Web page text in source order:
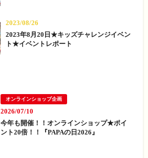
2023/08/26
2023年8月20日★キッズチャレンジイベン
ト★イベントレポート
オンラインショップ企画
2026/07/10
今年も開催！！オンラインショップ★ポイ
ント20倍！！『PAPAの日2026』